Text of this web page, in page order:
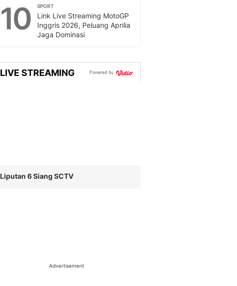
10 SPORT
Link Live Streaming MotoGP
Inggris 2026, Peluang Aprilia
Jaga Dominasi
LIVE STREAMING Powered by
Liputan 6 Siang SCTV
Advertisement